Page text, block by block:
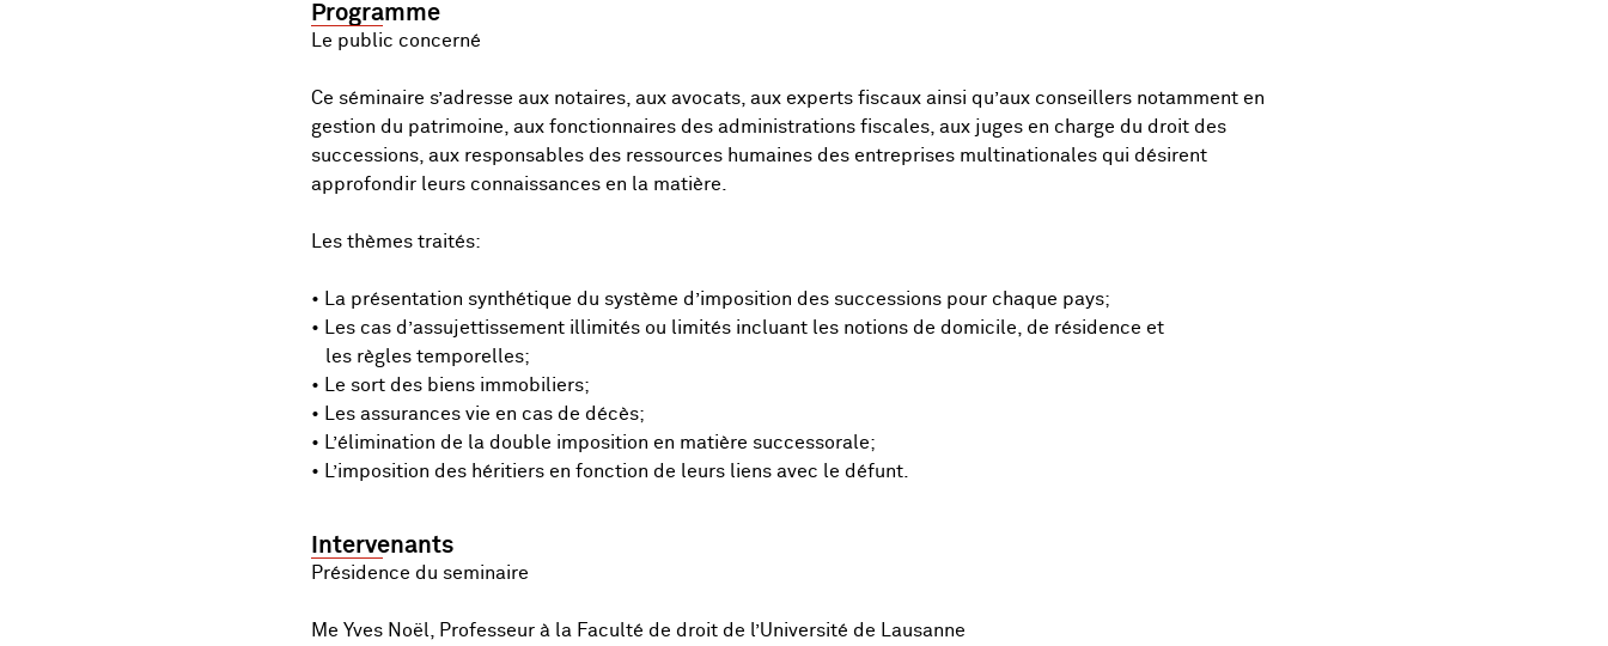
Programme
Le public concerné
Ce séminaire s’adresse aux notaires, aux avocats, aux experts fiscaux ainsi qu’aux conseillers notamment en
gestion du patrimoine, aux fonctionnaires des administrations fiscales, aux juges en charge du droit des
successions, aux responsables des ressources humaines des entreprises multinationales qui désirent
approfondir leurs connaissances en la matière.
Les thèmes traités:
• La présentation synthétique du système d’imposition des successions pour chaque pays;
• Les cas d’assujettissement illimités ou limités incluant les notions de domicile, de résidence et
les règles temporelles;
• Le sort des biens immobiliers;
• Les assurances vie en cas de décès;
• L’élimination de la double imposition en matière successorale;
• L’imposition des héritiers en fonction de leurs liens avec le défunt.
Intervenants
Présidence du seminaire
Me Yves Noël, Professeur à la Faculté de droit de l’Université de Lausanne